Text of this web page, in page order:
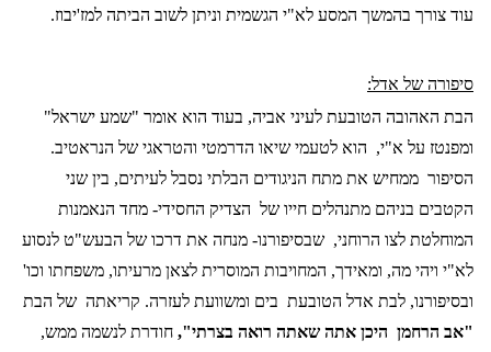
עוד צורך בהמשך המסע לא"י הגשמית וניתן לשוב הביתה למז'יבוז.
סיפורה של אדל:
הבת האהובה הטובעת לעיני אביה, בעוד הוא אומר "שמע ישראל"
ומפנטז על א"י, הוא לטעמי שיאו הדרמטי והטראגי של הנראטיב.
הסיפור ממחיש את מתח הניגודים הבלתי נסבל לעיתים, בין שני
הקטבים בניהם מתנהלים חייו של הצדיק החסידי- מחד הנאמנות
המוחלטת לצו הרוחני, שבסיפורנו- מנחה את דרכו של הבעש"ט לנסוע
לא"י ויהי מה, ומאידך, המחויבות המוסרית לצאן מרעיתו, משפחתו וכו'
ובסיפורנו, לבת אדל הטובעת בים ומשוועת לעזרה. קריאתה של הבת
"אב הרחמן היכן אתה שאתה רואה בצרתי", חודרת לנשמה ממש,